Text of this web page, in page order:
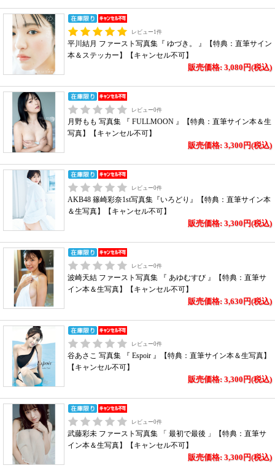
レビュー1件
平川結月 ファースト写真集『 ゆづき。 』【特典：直筆サイン
本＆ステッカー】【キャンセル不可】
販売価格: 3,080円(税込)
レビュー0件
月野もも 写真集 『 FULLMOON 』【特典：直筆サイン本＆生
写真】【キャンセル不可】
販売価格: 3,300円(税込)
レビュー0件
AKB48 篠崎彩奈1st写真集『いろどり』【特典：直筆サイン本
＆生写真】【キャンセル不可】
販売価格: 3,300円(税込)
レビュー0件
波崎天結 ファースト写真集 『 あゆむすび 』【特典：直筆サ
イン本＆生写真】【キャンセル不可】
販売価格: 3,630円(税込)
レビュー0件
谷あさこ 写真集 『 Espoir 』【特典：直筆サイン本＆生写真】
【キャンセル不可】
販売価格: 3,300円(税込)
レビュー0件
武藤彩未 ファースト写真集 「 最初で最後 」【特典：直筆サ
イン本＆生写真】【キャンセル不可】
販売価格: 3,300円(税込)